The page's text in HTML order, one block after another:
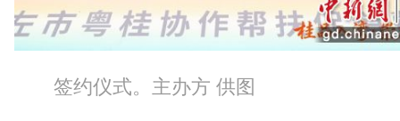
签约仪式。主办方 供图